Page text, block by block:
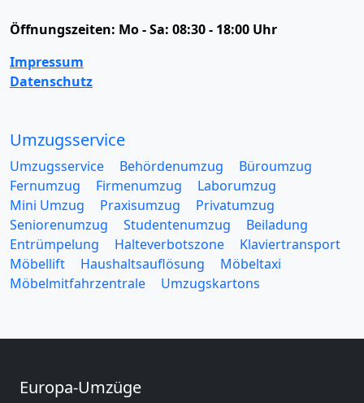
Öffnungszeiten: Mo - Sa: 08:30 - 18:00 Uhr
Impressum
Datenschutz
Umzugsservice
Umzugsservice Behördenumzug
Büroumzug
Fernumzug
Firmenumzug
Laborumzug
Mini Umzug
Praxisumzug
Privatumzug
Seniorenumzug
Studentenumzug
Beiladung
Entrümpelung
Halteverbotszone
Klaviertransport
Möbellift
Haushaltsauflösung
Möbeltaxi
Möbelmitfahrzentrale
Umzugskartons
Europa-Umzüge